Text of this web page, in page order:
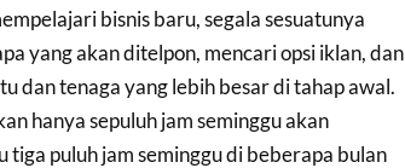
bisnis baru, segala sesuatunya
yang akan ditelpon, mencari opsi iklan, dan
dan tenaga yang lebih besar di tahap awal.
hanya sepuluh jam seminggu akan
puluh jam seminggu di beberapa bulan